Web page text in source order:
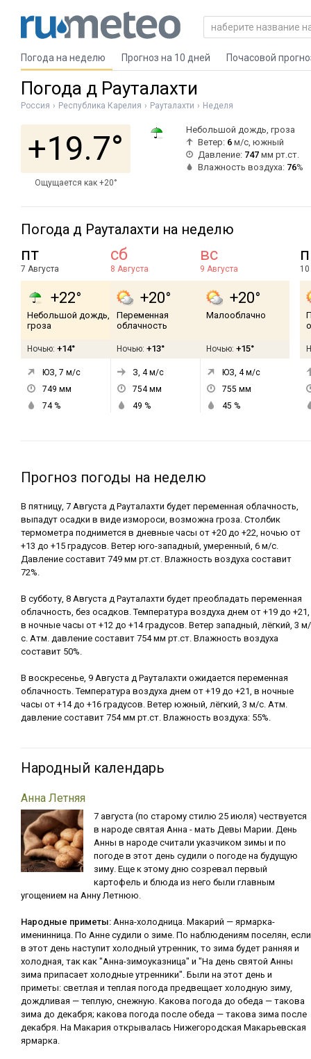
Погода на неделю Прогноз на 10 дней Почасовой
Погода д Рауталахти
Россия Республика Карелия Рауталахти Неделя
+19.7°
Ощущается как +20°
Небольшой дождь, гроза
Ветер: 6 м/с, южный
Давление: 747 мм рт.ст.
Влажность воздуха: 76%
Погода д Рауталахти на неделю
пт
7 Августа
+22°
Небольшой дождь,
гроза
Ночью: +14°
ЮЗ, 7 м/с
749 мм
74%
сб
8 Августа
+20°
Переменная
облачность
Ночью: +13°
З, 4м/с
754мм
49 %
вс
9 Августа
+20°
Малооблачно
Ночью: +15°
ЮЗ, 4м/с
755 мм
45 %
10
Прогноз погоды на неделю
В пятницу, 7 Августа д Рауталахти будет переменная облачность,
выпадут осадки в виде измороси, возможна гроза. Столбик
термометра поднимется в дневные часы от +20 до +22, ночью от
+13 до +15 градусов. Ветер юго-западный, умеренный, 6 м/с.
Давление составит 749 мм рт.ст. Влажность воздуха составит
72%.
В субботу, 8 Августа д Рауталахти будет преобладать переменная
облачность, без осадков. Температура воздуха днем от +19 до +21,
в ночные часы от +12 до +14 градусов. Ветер западный, лёгкий, 3 м/
с. Атм. давление составит 754 мм рт.ст. Влажность воздуха
составит 50%.
В воскресенье, 9 Августа д Рауталахти ожидается переменная
облачность. Температура воздуха днем от +19 до +21, в ночные
часы от +14 до +16 градусов. Ветер южный, лёгкий, 3 м/с. Атм.
давление составит 754 мм рт.ст. Влажность воздуха: 55%.
Народный календарь
Анна Летняя
7 августа (по старому стилю 25 июля) чествуется
в народе святая Анна - мать Девы Марии. День
Анны в народе считали указчиком зимы и по
погоде в этот день судили о погоде на будущую
зиму. Еще к этому дню созревал первый
картофель и блюда из него были главным
угощением на Анну Летнюю.
Народные приметы: Анна-холодница. Макарий — ярмарка-
именинница. По Анне судили о зиме. По наблюдениям поселян, если
в этот день наступит холодный утренник, то зима будет ранняя и
холодная, так как "Анна-зимоуказница" и "На день святой Анны
зима припасает холодные утренники". Были на этот день и
приметы: светлая и теплая погода предвещает холодную зиму,
дождливая — теплую, снежную. Какова погода до обеда — такова
зима до декабря; какова погода после обеда — такова зима после
декабря. На Макария открывалась Нижегородская Макарьевская
ярмарка.